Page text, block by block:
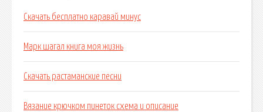
Скачать бесплатно каравай минус
Марк шагал книга моя жизнь
Скачать растаманские песни
Вязание крючком пинеток схема и описание